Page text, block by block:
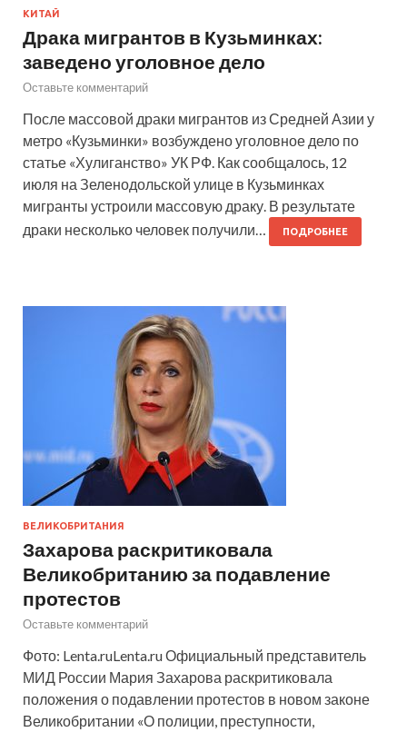
КИТАЙ
Драка мигрантов в Кузьминках:
заведено уголовное дело
Оставьте комментарий
После массовой драки мигрантов из Средней Азии у
метро «Кузьминки» возбуждено уголовное дело по
статье «Хулиганство» УК РФ. Как сообщалось, 12
июля на Зеленодольской улице в Кузьминках
мигранты устроили массовую драку. В результате
драки несколько человек получили…
ПОДРОБНЕЕ
ВЕЛИКОБРИТАНИЯ
Захарова раскритиковала
Великобританию за подавление
протестов
Оставьте комментарий
Фото: Lenta.ruLenta.ru Официальный представитель
МИД России Мария Захарова раскритиковала
положения о подавлении протестов в новом законе
Великобритании «О полиции, преступности,